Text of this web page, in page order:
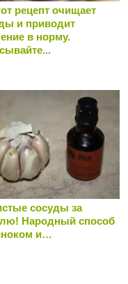
рецепт очищает
и приводит
в норму.
сосуды за
Народный способ
и…